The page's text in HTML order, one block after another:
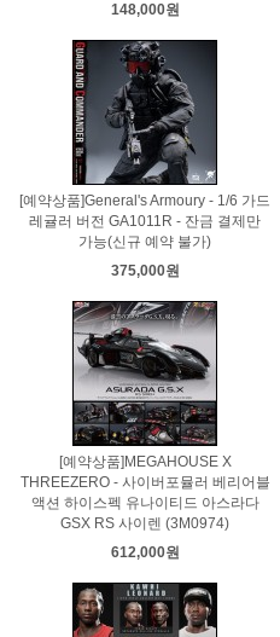
148,000원
[예약상품]General's Armoury - 1/6 가드
레귤러 버전 GA1011R - 잔금 결제만
가능(신규 예약 불가)
375,000원
[예약상품]MEGAHOUSE X
THREEZERO - 사이버포뮬러 베리어블
액션 하이스펙 유나이티드 아스라다
GSX RS 사이렌 (3M0974)
612,000원